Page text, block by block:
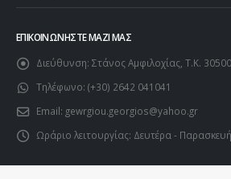
ΕΠΙΚΟΙΝΩΝΉΣΤΕ ΜΑΖΊ ΜΑΣ
Διεύθυνση: Στάνος Αμφιλοχίας, Τ.Κ.
Τηλέφωνο: (+30) 2642 041041
Email: gewrgiou.georgios@yahoo.gr
Ωράριο λειτουργίας: Δευτέρα -